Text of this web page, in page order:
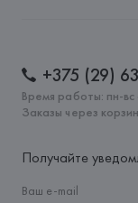
+375 (29)
Время работы: пн-
Заказы через
Получайте